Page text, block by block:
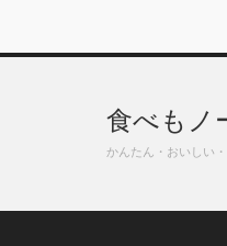
食べもノ
かんたん・おいしい